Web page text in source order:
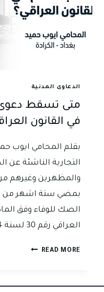
الدعاوى المدنية
متى تسقط دعوى
في القانون
بقلم المحامي ايوب
التجارية الناشئة
والمظهرين وغيرهم
بمضي ستة اشهر من
العراقي رقم 30 لسنة 1984 اما…
READ MORE متى
الصك